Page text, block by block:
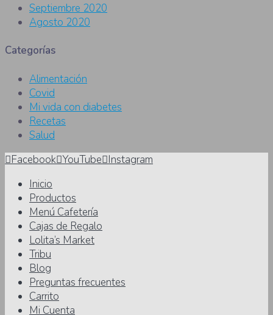
Septiembre 2020
Agosto 2020
Categorías
Alimentación
Covid
Mi vida con diabetes
Recetas
Salud
Facebook YouTube Instagram
Inicio
Productos
Menú Cafetería
Cajas de Regalo
Lolita’s Market
Tribu
Blog
Preguntas frecuentes
Carrito
Mi Cuenta